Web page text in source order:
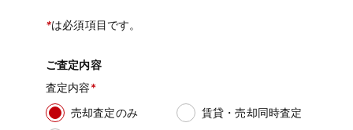
*は必須項目です。
ご査定内容
査定内容
売却査定のみ
賃貸・売却同時査定